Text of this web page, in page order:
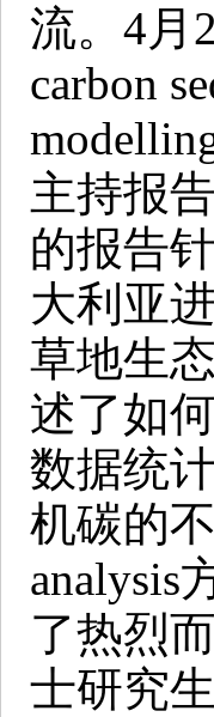
流。4月
carbon
主持报
的报告
大利亚
草地生
述了如
数据统
机碳的
analysis
了热烈
士研究